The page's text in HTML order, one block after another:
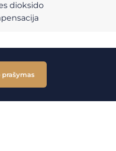
dioksido